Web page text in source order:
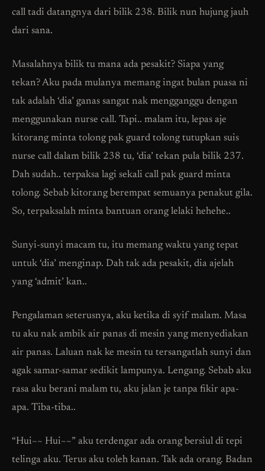
call tadi datangnya dari bilik 238. Bilik nun hujung jauh
dari sana.
Masalahnya bilik tu mana ada pesakit? Siapa yang
tekan? Aku pada mulanya memang ingat bulan puasa ni
tak adalah ‘dia’ ganas sangat nak mengganggu dengan
menggunakan nurse call. Tapi.. malam itu, lepas aje
kitorang minta tolong pak guard tolong tutupkan suis
nurse call dalam bilik 238 tu, ‘dia’ tekan pula bilik 237.
Dah sudah.. terpaksa lagi sekali call pak guard minta
tolong. Sebab kitorang berempat semuanya penakut gila.
So, terpaksalah minta bantuan orang lelaki hehehe..
Sunyi-sunyi macam tu, itu memang waktu yang tepat
untuk ‘dia’ menginap. Dah tak ada pesakit, dia ajelah
yang ‘admit’ kan..
Pengalaman seterusnya, aku ketika di syif malam. Masa
tu aku nak ambik air panas di mesin yang menyediakan
air panas. Laluan nak ke mesin tu tersangatlah sunyi dan
agak samar-samar sedikit lampunya. Lengang. Sebab aku
rasa aku berani malam tu, aku jalan je tanpa fikir apa-
apa. Tiba-tiba..
“Hui~~ Hui~~” aku terdengar ada orang bersiul di tepi
telinga aku. Terus aku toleh kanan. Tak ada orang. Badan